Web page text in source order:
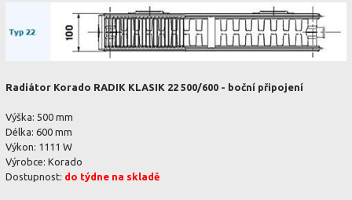
Radiátor Korado RADIK KLASIK 22 500/600 - boční připojení
Výška: 500 mm
Délka: 600 mm
Výkon: 1111 W
Výrobce: Korado
Dostupnost: do týdne na skladě